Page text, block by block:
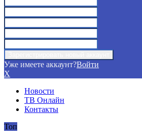
Уже имеете аккаунт?Войти
X
Новости
ТВ Онлайн
Контакты
Топ